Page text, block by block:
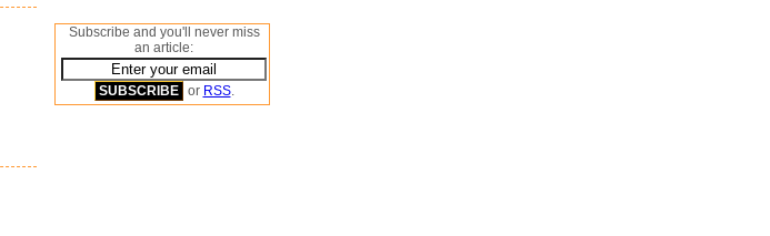
Subscribe and you'll never miss
an article:
or RSS.